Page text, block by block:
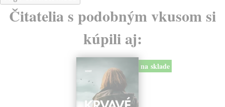
Čitatelia s podobným vkusom si
kúpili aj:
na sklade